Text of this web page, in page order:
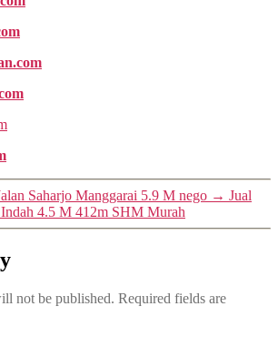
Saharjo Manggarai 5.9 M nego → Jual
4.5 M 412m SHM Murah
not be published. Required fields are